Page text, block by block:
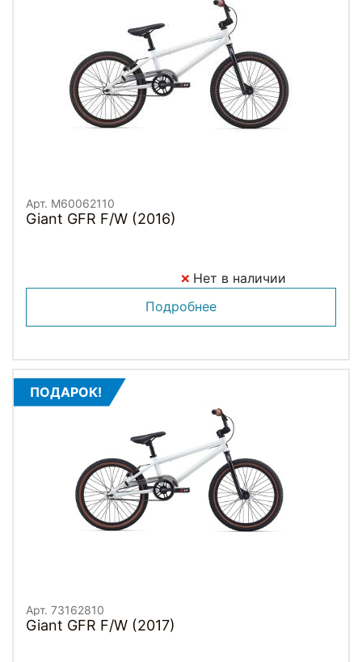
Арт. M60062110
Giant GFR F/W (2016)
Нет в наличии
Подробнее
ПОДАРОК!
Арт. 73162810
Giant GFR F/W (2017)